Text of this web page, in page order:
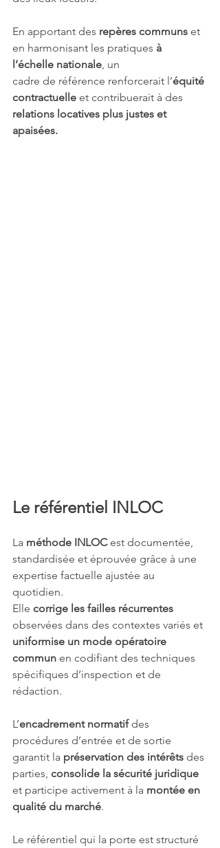
En apportant des repères communs et
en harmonisant les pratiques à
l’échelle nationale , un
cadre de référence renforcerait l’équité
contractuelle et contribuerait à des
relations locatives plus justes et
apaisées.
Le référentiel INLOC
La méthode INLOC est documentée,
standardisée et éprouvée grâce à une
expertise factuelle ajustée au
quotidien.
Elle corrige les failles récurrentes
observées dans des contextes variés et
uniformise un mode opératoire
commun en codifiant des techniques
spécifiques d’inspection et de
rédaction.
L’encadrement normatif des
procédures d’entrée et de sortie
garantit la préservation des intérêts des
parties, consolide la sécurité juridique
et participe activement à la montée en
qualité du marché.
Le référentiel qui la porte est structuré